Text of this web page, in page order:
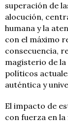
superación de
alocución,
humana y la
con el máximo
consecuencia,
magisterio de
políticos
auténtica y
El impacto de
con fuerza en